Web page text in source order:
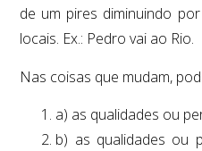
de um pires diminuindo
locais. Ex.: Pedro vai ao Rio.
Nas coisas que mudam,
a) as qualidades ou
b) as qualidades ou